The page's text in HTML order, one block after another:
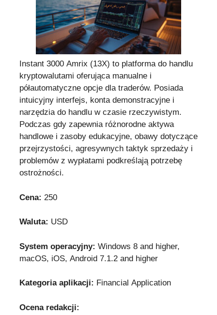
Instant 3000 Amrix (13X) to platforma do handlu
kryptowalutami oferująca manualne i
półautomatyczne opcje dla traderów. Posiada
intuicyjny interfejs, konta demonstracyjne i
narzędzia do handlu w czasie rzeczywistym.
Podczas gdy zapewnia różnorodne aktywa
handlowe i zasoby edukacyjne, obawy dotyczące
przejrzystości, agresywnych taktyk sprzedaży i
problemów z wypłatami podkreślają potrzebę
ostrożności.
Cena: 250
Waluta: USD
System operacyjny: Windows 8 and higher,
macOS, iOS, Android 7.1.2 and higher
Kategoria aplikacji: Financial Application
Ocena redakcji: